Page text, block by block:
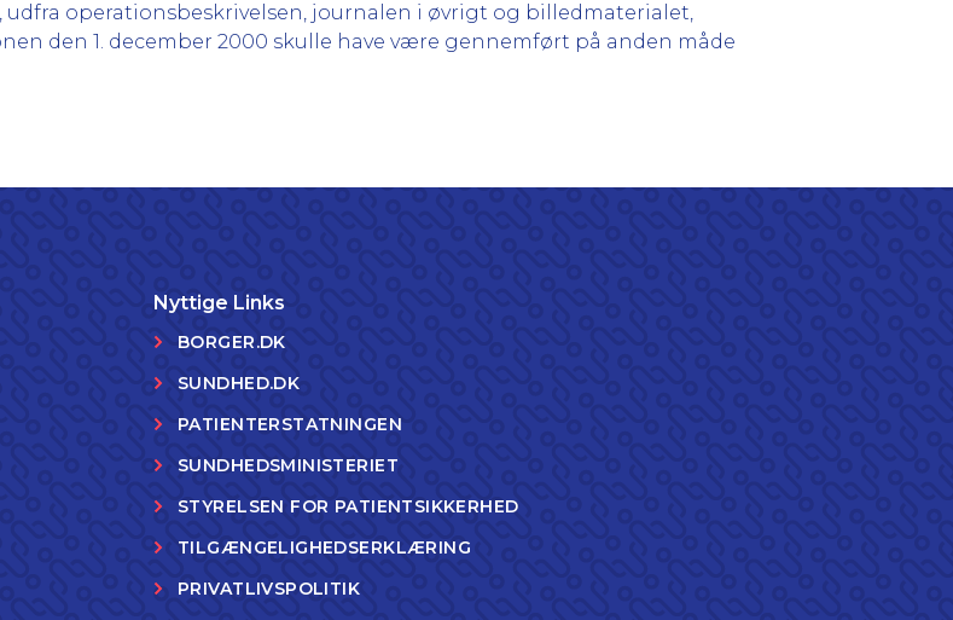
udfra operationsbeskrivelsen, journalen i øvrigt og billedmaterialet,
den 1. december 2000 skulle have være gennemført på anden måde
Nyttige Links
BORGER.DK
SUNDHED.DK
PATIENTERSTATNINGEN
SUNDHEDSMINISTERIET
STYRELSEN FOR PATIENTSIKKERHED
TILGÆNGELIGHEDSERKLÆRING
PRIVATLIVSPOLITIK